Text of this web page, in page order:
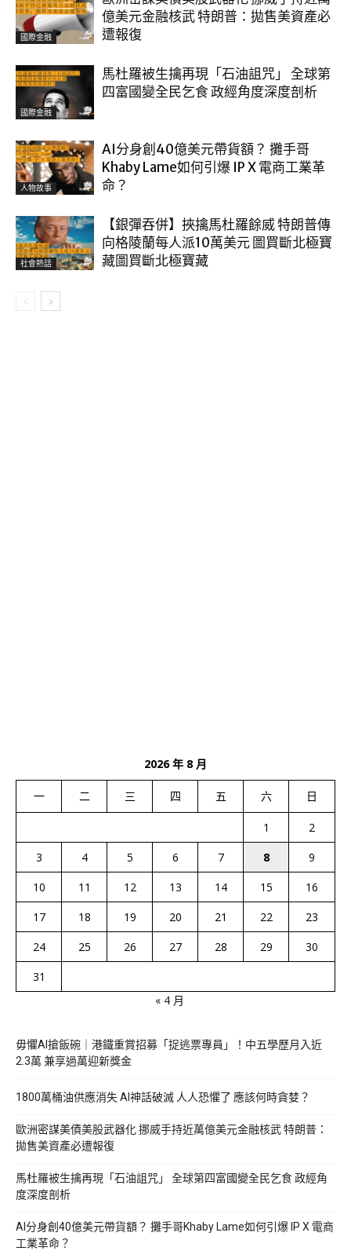
國際金融
億美元金融核武 特朗普：拋售美資產必
遭報復
國際金融
馬杜羅被生擒再現「石油詛咒」 全球第
四富國變全民乞食 政經角度深度剖析
人物故事
AI分身創40億美元帶貨額？ 攤手哥
Khaby Lame如何引爆 IP X 電商工業革
命？
社會熱話
【銀彈吞併】挾擒馬杜羅餘威 特朗普傳
向格陵蘭每人派10萬美元 圖買斷北極寶
藏圖買斷北極寶藏
2026 年 8 月
一 二 三 四 五 六 日
1
2
3
4 5 6 7 8
9
10
11 12 13 14 15
16
17
18 19 20 21 22
23
24
25 26 27 28 29
30
31
« 4 月
毋懼AI搶飯碗｜港鐵重賞招募「捉逃票專員」！中五學歷月入近
2.3萬 兼享過萬迎新獎金
1800萬桶油供應消失 AI神話破滅 人人恐懼了 應該何時貪婪？
歐洲密謀美債美股武器化 挪威手持近萬億美元金融核武 特朗普：
拋售美資產必遭報復
馬杜羅被生擒再現「石油詛咒」 全球第四富國變全民乞食 政經角
度深度剖析
AI分身創40億美元帶貨額？ 攤手哥Khaby Lame如何引爆 IP X 電商
工業革命？